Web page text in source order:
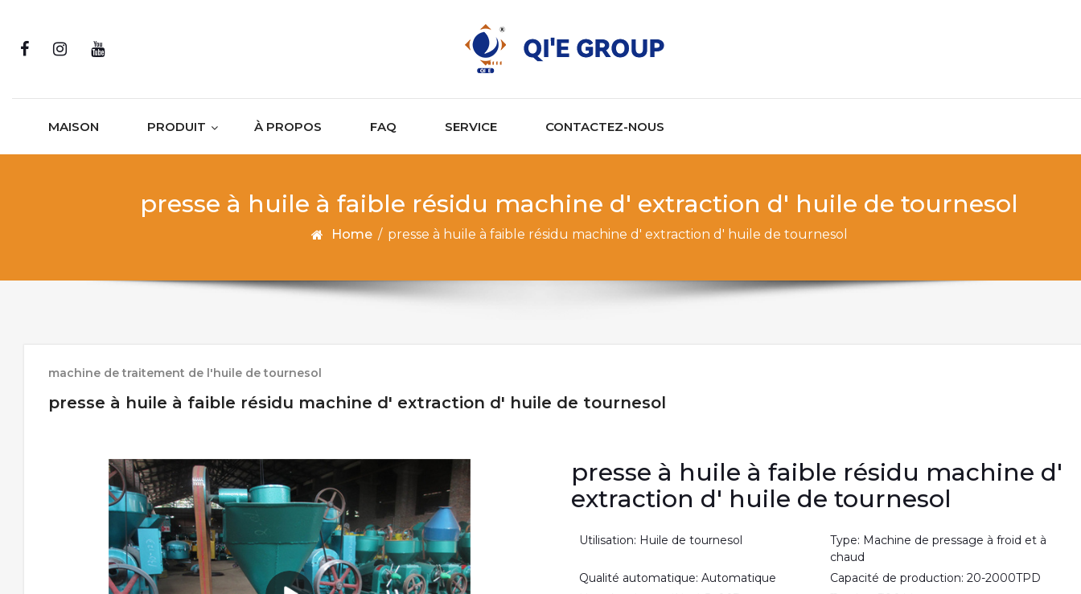
MAISON PRODUIT À PROPOS FAQ SERVICE CONTACTEZ-NOUS
presse à huile à faible résidu machine d' extraction d' huile de tournesol
Home / presse à huile à faible résidu machine d' extraction d' huile de tournesol
machine de traitement de l'huile de tournesol
presse à huile à faible résidu machine d' extraction d' huile de tournesol
presse à huile à faible résidu machine d'
extraction d' huile de tournesol
Utilisation: Huile de tournesol
Type: Machine de pressage à froid et à
chaud
Qualité automatique: Automatique
Capacité de production: 20-2000TPD